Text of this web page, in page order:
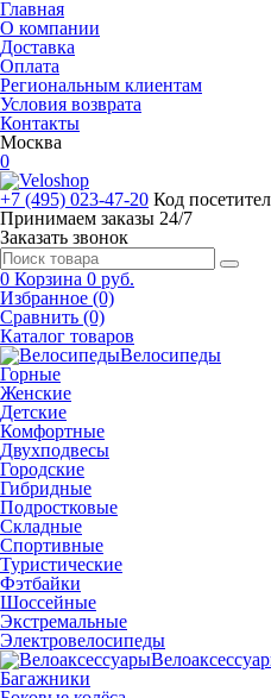
Главная
О компании
Доставка
Оплата
Региональным клиентам
Условия возврата
Контакты
Москва
0
+7 (495) 023-47-20 Код
Принимаем заказы 24/7
Заказать звонок
0 Корзина 0 руб.
Избранное (0)
Сравнить (0)
Каталог товаров
Велосипеды
Горные
Женские
Детские
Комфортные
Двухподвесы
Городские
Гибридные
Подростковые
Складные
Спортивные
Туристические
Фэтбайки
Шоссейные
Экстремальные
Электровелосипеды
Багажники